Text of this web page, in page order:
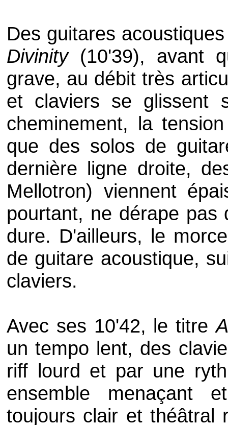
Des guitares
Divinity(10'39), avant
grave, au débit très
et claviers se glissent
cheminement, la
que des solos de
dernière ligne droite,
Mellotron) viennent
pourtant, ne dérape pas
dure. D'ailleurs, le
de guitare acoustique,
claviers.
Avec ses 10'42, le titre
un tempo lent, des
riff lourd et par une
ensemble menaçant
toujours clair et théâtral